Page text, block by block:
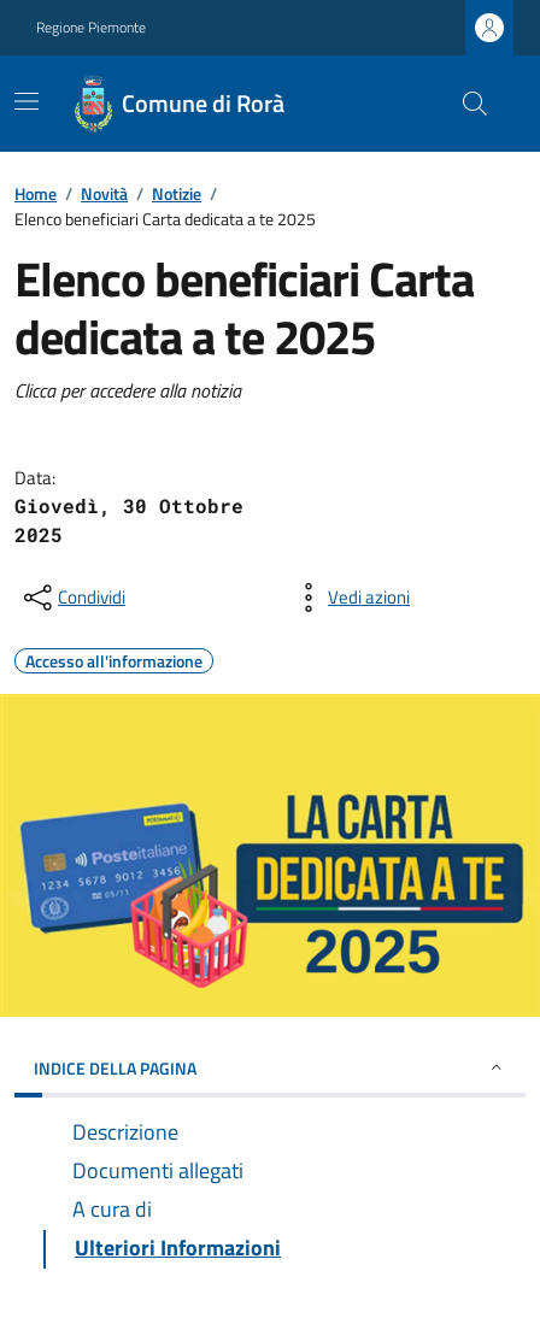
Regione Piemonte
Comune di Rorà
Home / Novità / Notizie /
Elenco beneficiari Carta dedicata a te 2025
Elenco beneficiari Carta
dedicata a te 2025
Clicca per accedere alla notizia
Data:
Giovedì, 30 Ottobre
2025
Condividi Vedi azioni
Accesso all'informazione
INDICE DELLA PAGINA
Descrizione
Documenti allegati
A cura di
Ulteriori Informazioni